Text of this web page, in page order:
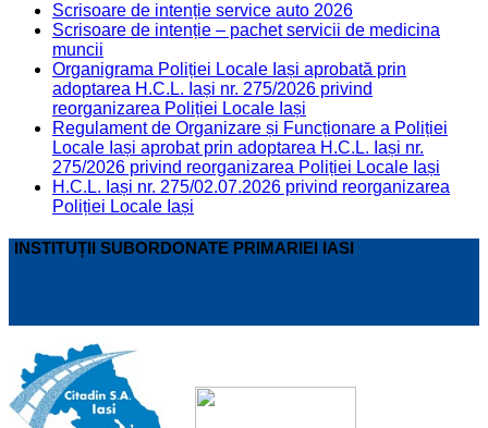
Scrisoare de intenție service auto 2026
Scrisoare de intenție – pachet servicii de medicina
muncii
Organigrama Poliției Locale Iași aprobată prin
adoptarea H.C.L. Iași nr. 275/2026 privind
reorganizarea Poliției Locale Iași
Regulament de Organizare și Funcționare a Poliției
Locale Iași aprobat prin adoptarea H.C.L. Iași nr.
275/2026 privind reorganizarea Poliției Locale Iași
H.C.L. Iași nr. 275/02.07.2026 privind reorganizarea
Poliției Locale Iași
INSTITUȚII SUBORDONATE PRIMARIEI IASI